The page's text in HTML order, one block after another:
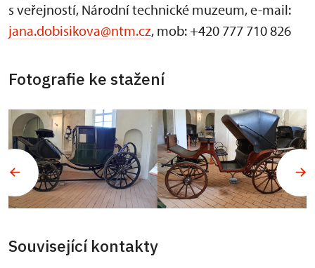
s veřejností, Národní technické muzeum, e-mail:
jana.dobisikova@ntm.cz, mob: +420 777 710 826
Fotografie ke stažení
Související kontakty